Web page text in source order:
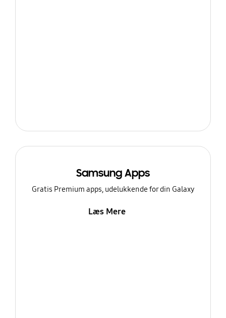
Samsung Apps
Gratis Premium apps, udelukkende for din Galaxy
Læs Mere